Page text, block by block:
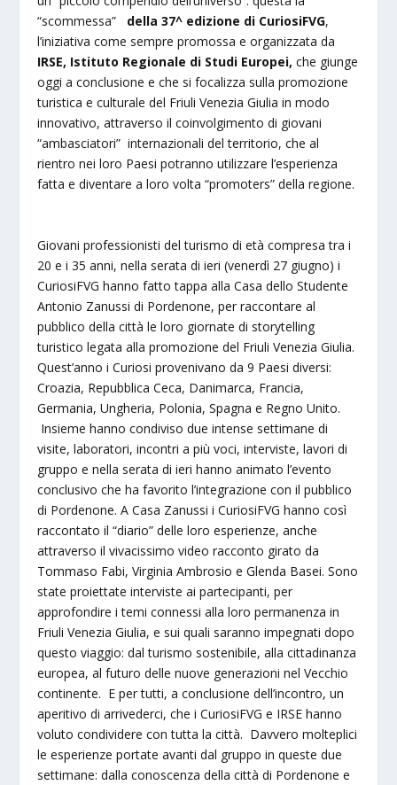
“scommessa” della 37^ edizione di CuriosiFVG,
l’iniziativa come sempre promossa e organizzata da
IRSE, Istituto Regionale di Studi Europei,che giunge
oggi a conclusione e che si focalizza sulla promozione
turistica e culturale del Friuli Venezia Giulia in modo
innovativo, attraverso il coinvolgimento di giovani
“ambasciatori” internazionali del territorio, che al
rientro nei loro Paesi potranno utilizzare l’esperienza
fatta e diventare a loro volta “promoters” della regione.
Giovani professionisti del turismo di età compresa tra i
20 e i 35 anni, nella serata di ieri (venerdì 27 giugno) i
CuriosiFVG hanno fatto tappa alla Casa dello Studente
Antonio Zanussi di Pordenone, per raccontare al
pubblico della città le loro giornate di storytelling
turistico legata alla promozione del Friuli Venezia Giulia.
Quest’anno i Curiosi provenivano da 9 Paesi diversi:
Croazia, Repubblica Ceca, Danimarca, Francia,
Germania, Ungheria, Polonia, Spagna e Regno Unito.
Insieme hanno condiviso due intense settimane di
visite, laboratori, incontri a più voci, interviste, lavori di
gruppo e nella serata di ieri hanno animato l’evento
conclusivo che ha favorito l’integrazione con il pubblico
di Pordenone. A Casa Zanussi i CuriosiFVG hanno così
raccontato il “diario” delle loro esperienze, anche
attraverso il vivacissimo video racconto girato da
Tommaso Fabi, Virginia Ambrosio e Glenda Basei. Sono
state proiettate interviste ai partecipanti, per
approfondire i temi connessi alla loro permanenza in
Friuli Venezia Giulia, e sui quali saranno impegnati dopo
questo viaggio: dal turismo sostenibile, alla cittadinanza
europea, al futuro delle nuove generazioni nel Vecchio
continente. E per tutti, a conclusione dell’incontro, un
aperitivo di arrivederci, che i CuriosiFVG e IRSE hanno
voluto condividere con tutta la città. Davvero molteplici
le esperienze portate avanti dal gruppo in queste due
settimane: dalla conoscenza della città di Pordenone e